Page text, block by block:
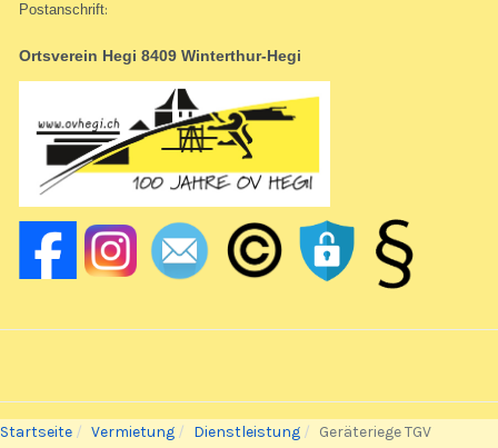
Postanschrift:
Ortsverein Hegi 8409 Winterthur-Hegi
Startseite Vermietung Dienstleistung Geräteriege TGV